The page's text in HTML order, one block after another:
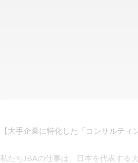
【大手企業に特化した「コンサルティ
私たちJBAの仕事は、日本を代表する